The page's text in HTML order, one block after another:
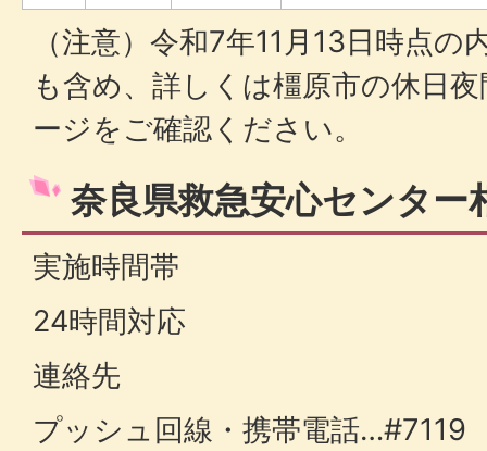
（注意）令和7年11月13日時点の
も含め、詳しくは橿原市の休日
ージをご確認ください。
奈良県救急安心センター
実施時間帯
24時間対応
連絡先
プッシュ回線・携帯電話…#7119